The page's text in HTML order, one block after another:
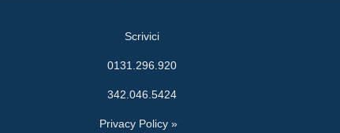
Scrivici
0131.296.920
342.046.5424
Privacy Policy »